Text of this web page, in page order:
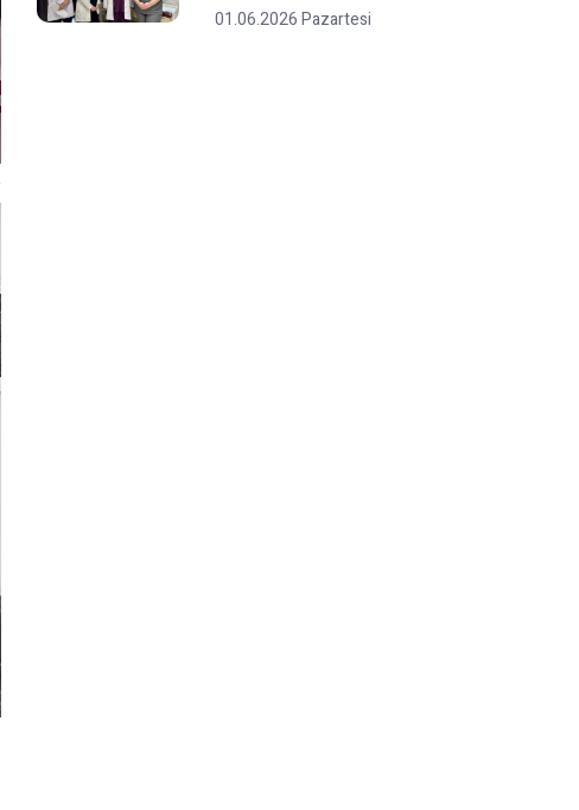
01.06.2026 Pazartesi